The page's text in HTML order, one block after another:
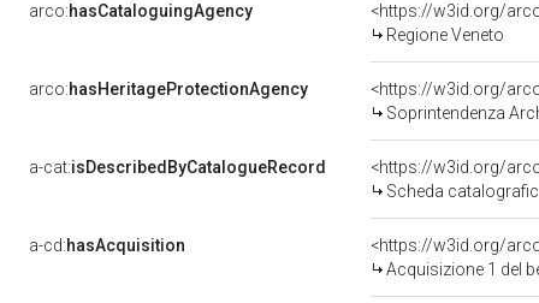
arco:hasCataloguingAgency
<https://w3id.org/
Regione Veneto
arco:hasHeritageProtectionAgency
<https://w3id.org/
Soprintendenza
a-cat:isDescribedByCatalogueRecord
<https://w3id.org/
Scheda
a-cd:hasAcquisition
<https://w3id.org/
Acquisizione 1 del